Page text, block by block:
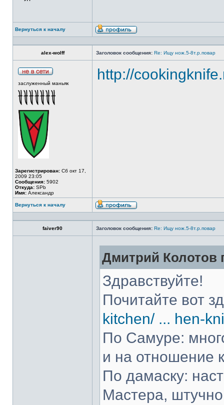
Вернуться к началу
alex-wolff Заголовок сообщения: Re: Ищу нож.5-8т.р.повар
заслуженный маньяк
Зарегистрирован: Сб окт 17,
2009 23:05
Сообщения: 5902
Откуда: SPb
Имя: Александр
http://
Вернуться к началу
faiver90 Заголовок сообщения: Re: Ищу нож.5-8т.р.повар
Дмитрий Колотов
Здравствуйте!
Почитайте вот
kitchen/ ... hen-
По Самуре:
и на отношение
По дамаску:
Мастера,